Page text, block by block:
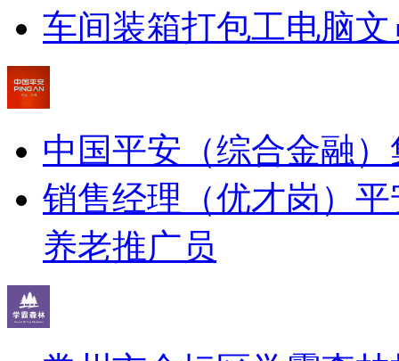
车间装箱打包工电脑文
中国平安（综合金融）
销售经理（优才岗） 平
养老推广员